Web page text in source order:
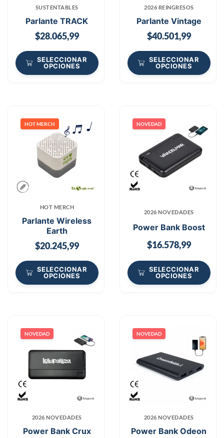
SUSTENTABLES
Parlante TRACK
$28.065,99
SELECCIONAR
OPCIONES
2026 REINGRESOS
Parlante Vintage
$40.501,99
SELECCIONAR
OPCIONES
HOT MERCH
HOT MERCH
Parlante Wireless
Earth
$20.245,99
SELECCIONAR
OPCIONES
NOVEDAD
2026 NOVEDADES
Power Bank Boost
$16.578,99
SELECCIONAR
OPCIONES
NOVEDAD
2026 NOVEDADES
Power Bank Crux
NOVEDAD
2026 NOVEDADES
Power Bank Odeon